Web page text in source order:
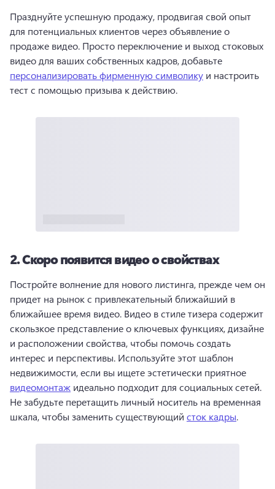
Празднуйте успешную продажу, продвигая свой опыт
для потенциальных клиентов через объявление о
продаже видео. Просто переключение и выход стоковых
видео для ваших собственных кадров, добавьте
персонализировать фирменную символику и настроить
тест с помощью призыва к действию.
2.Скоро появится видео о свойствах
Постройте волнение для нового листинга, прежде чем он
придет на рынок с привлекательный ближайший в
ближайшее время видео. Видео в стиле тизера содержит
скользкое представление о ключевых функциях, дизайне
и расположении свойства, чтобы помочь создать
интерес и перспективы. Используйте этот шаблон
недвижимости, если вы ищете эстетически приятное
видеомонтаж
Не забудьте перетащить личный носитель на временная
шкала, чтобы заменить существующий сток кадры.